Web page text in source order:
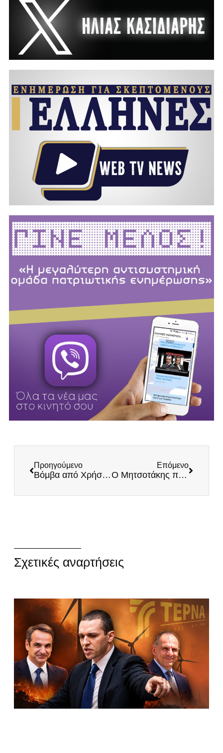
Προηγούμενο
Βόμβα από Χρήστο Τζανερίκο: «Μου ζήτησαν να κόψω τους ΕΛΛΗΝΕΣ και να με φτιάξουν σε Αρχές – Κυβερνητικοί παράγοντες με πίεσαν»
Επόμενο
Ο Μητσοτάκης πίεζε τον Αναστασιάδη να σταματήσει τις εξορύξεις κατ’ εντολήν των ΗΠΑ – Βόμβες Χατζηκωστή για τον υπόγειο ρόλο του πρωθυπουργού στο Κυπριακό!
Σχετικές αναρτήσεις